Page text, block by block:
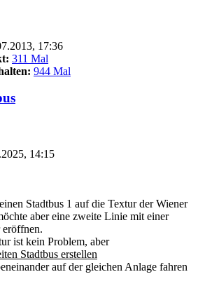
17:36
311 Mal
944 Mal
14:15
Stadtbus 1 auf die Textur der Wiener
aber eine zweite Linie mit einer
ist kein Problem, aber
Stadtbus erstellen
auf der gleichen Anlage fahren